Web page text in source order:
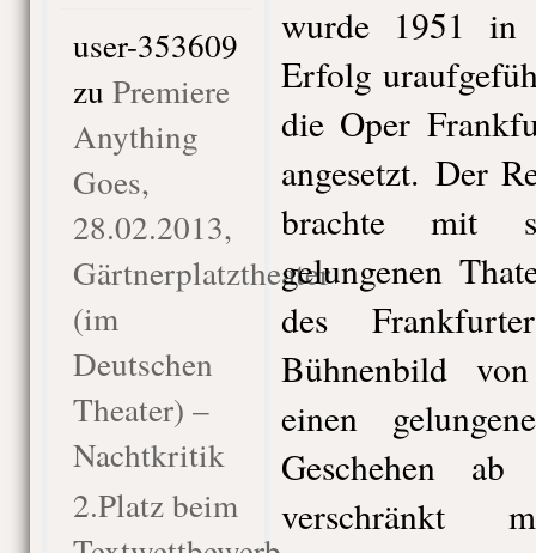
user-353609
zu Premiere
Anything
Goes,
28.02.2013,
Gärtnerplatztheater
(im
Deutschen
Theater) –
Nachtkritik
2.Platz beim
wurde 1951 in
Erfolg
die Oper
angesetzt. Der
brachte mit
gelungenen
des
Bühnenbild
einen
Geschehen
verschränkt